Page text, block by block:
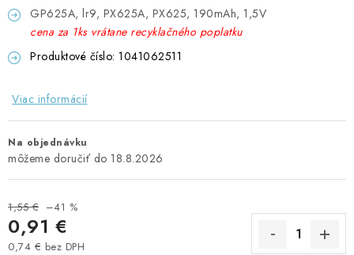
GP625A, lr9, PX625A, PX625, 190mAh, 1,5V
cena za 1ks vrátane recyklačného poplatku
Produktové číslo: 1041062511
Viac informácií
Na objednávku
18.8.2026
1,55 € –41 %
0,91 €
0,74 € bez DPH